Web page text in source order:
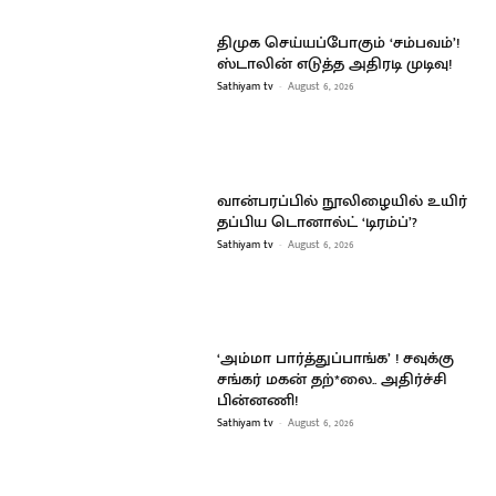
திமுக செய்யப்போகும் ‘சம்பவம்’!
ஸ்டாலின் எடுத்த அதிரடி முடிவு!
Sathiyam tv - August 6, 2026
வான்பரப்பில் நூலிழையில் உயிர்
தப்பிய டொனால்ட் ‘டிரம்ப்’?
Sathiyam tv - August 6, 2026
‘அம்மா பார்த்துப்பாங்க’ ! சவுக்கு
சங்கர் மகன் தற்*லை.. அதிர்ச்சி
பின்னணி!
Sathiyam tv - August 6, 2026